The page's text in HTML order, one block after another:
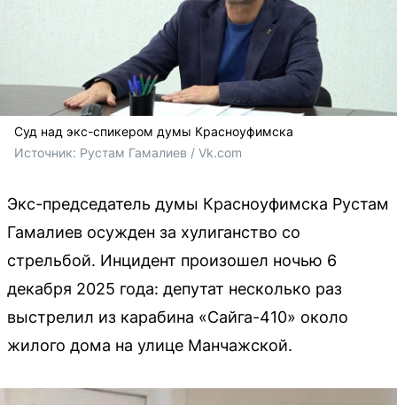
Суд над экс-спикером думы Красноуфимска
Источник: Рустам Гамалиев / Vk.com
Экс-председатель думы Красноуфимска Рустам
Гамалиев осужден за хулиганство со
стрельбой. Инцидент произошел ночью 6
декабря 2025 года: депутат несколько раз
выстрелил из карабина «Сайга-410» около
жилого дома на улице Манчажской.